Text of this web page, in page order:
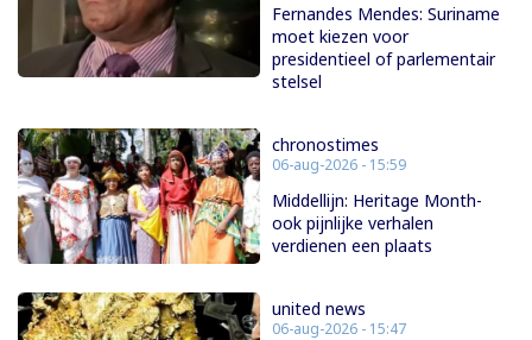
Fernandes Mendes: Suriname
moet kiezen voor
presidentieel of parlementair
stelsel
chronostimes
06-aug-2026 - 15:59
Middellijn: Heritage Month-
ook pijnlijke verhalen
verdienen een plaats
united news
06-aug-2026 - 15:47